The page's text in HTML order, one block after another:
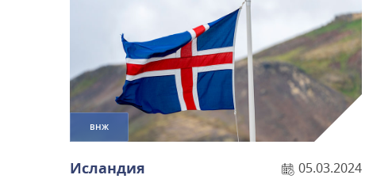
ВНЖ
Исландия 05.03.2024